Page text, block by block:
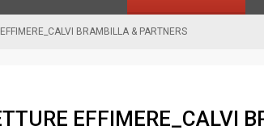
BRAMBILLA & PARTNERS
EFFIMERE_CALVI